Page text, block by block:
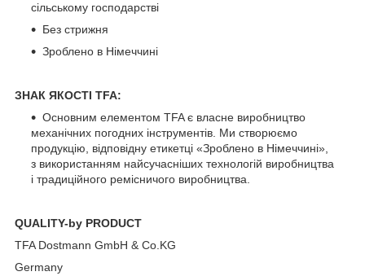
сільському господарстві
Без стрижня
Зроблено в Німеччині
ЗНАК ЯКОСТІ TFA:
Основним елементом TFA є власне виробництво
механічних погодних інструментів. Ми створюємо
продукцію, відповідну етикетці «Зроблено в Німеччині»,
з використанням найсучасніших технологій виробництва
і традиційного ремісничого виробництва.
QUALITY-by PRODUCT
TFA Dostmann GmbH & Co.KG
Germany